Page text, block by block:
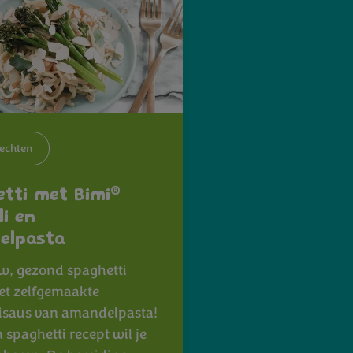
met Bimi®
en
gezond spaghetti
zelfgemaakte
van amandelpasta!
spaghetti recept wil je